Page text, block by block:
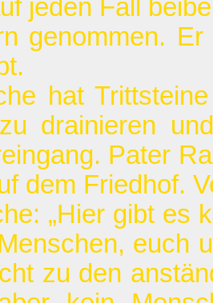
jeden Fall
genommen.
hat
drainieren
Pater
dem Friedhof.
„Hier gibt es
euch
zu den